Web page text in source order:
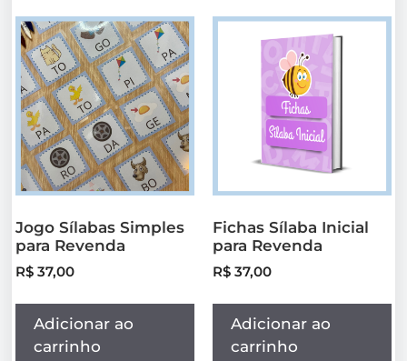
Jogo Sílabas Simples
para Revenda
R$ 37,00
Adicionar ao
carrinho
Fichas Sílaba Inicial
para Revenda
R$ 37,00
Adicionar ao
carrinho